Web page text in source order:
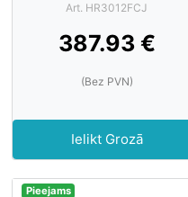
Art. HR3012FCJ
387.93 €
(Bez PVN)
Ielikt Grozā
Pieejams